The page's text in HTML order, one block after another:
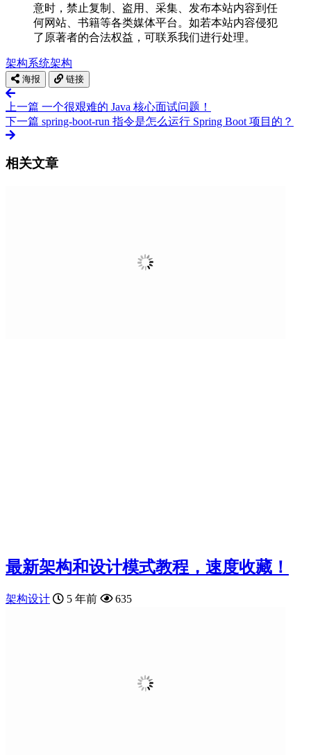
意时，禁止复制、盗用、采集、发布本站内容到任
何网站、书籍等各类媒体平台。如若本站内容侵犯
了原著者的合法权益，可联系我们进行处理。
架构系统架构
海报 链接
上一篇 一个很艰难的 Java 核心面试问题！
下一篇 spring-boot-run 指令是怎么运行 Spring Boot 项目的？
相关文章
最新架构和设计模式教程，速度收藏！
架构设计 5 年前 635